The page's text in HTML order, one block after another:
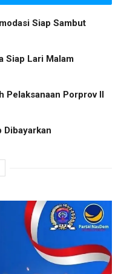
Siap Sambut
Siap Lari Malam
Pelaksanaan Porprov II
Dibayarkan